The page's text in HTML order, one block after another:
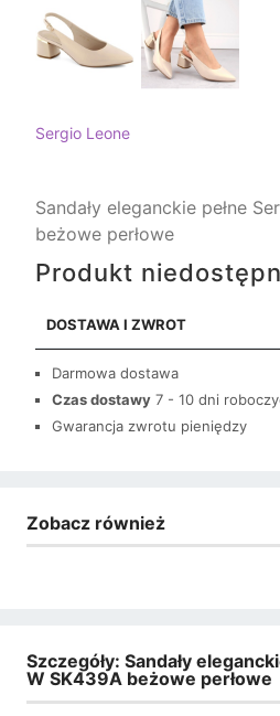
Sergio Leone
Sandały eleganckie pełne
beżowe perłowe
Produkt
DOSTAWA I ZWROT
Darmowa dostawa
Czas dostawy 7 - 10 dni
Gwarancja zwrotu pieniędzy
Zobacz również
Szczegóły: Sandały
W SK439A beżowe perłowe